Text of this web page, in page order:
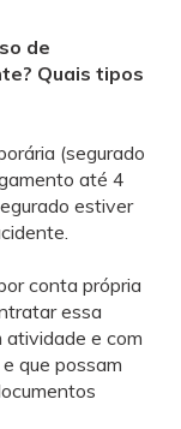
de
Quais tipos
(segurado
até 4
estiver
conta própria
essa
atividade e com
que possam